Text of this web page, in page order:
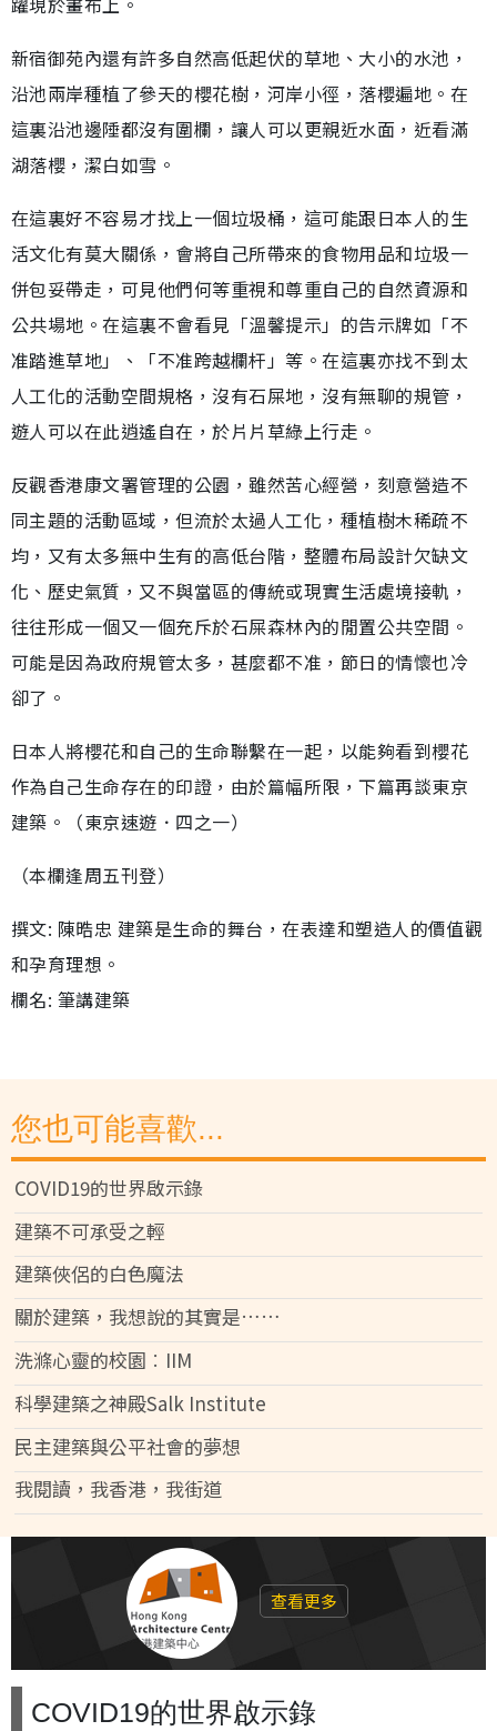
新宿御苑內還有許多自然高低起伏的草地、大小的水池，
沿池兩岸種植了參天的櫻花樹，河岸小徑，落櫻遍地。在
這裏沿池邊陲都沒有圍欄，讓人可以更親近水面，近看滿
湖落櫻，潔白如雪。
在這裏好不容易才找上一個垃圾桶，這可能跟日本人的生
活文化有莫大關係，會將自己所帶來的食物用品和垃圾一
併包妥帶走，可見他們何等重視和尊重自己的自然資源和
公共場地。在這裏不會看見「溫馨提示」的告示牌如「不
准踏進草地」、「不准跨越欄杆」等。在這裏亦找不到太
人工化的活動空間規格，沒有石屎地，沒有無聊的規管，
遊人可以在此逍遙自在，於片片草綠上行走。
反觀香港康文署管理的公園，雖然苦心經營，刻意營造不
同主題的活動區域，但流於太過人工化，種植樹木稀疏不
均，又有太多無中生有的高低台階，整體布局設計欠缺文
化、歷史氣質，又不與當區的傳統或現實生活處境接軌，
往往形成一個又一個充斥於石屎森林內的閒置公共空間。
可能是因為政府規管太多，甚麼都不准，節日的情懷也冷
卻了。
日本人將櫻花和自己的生命聯繫在一起，以能夠看到櫻花
作為自己生命存在的印證，由於篇幅所限，下篇再談東京
建築。（東京速遊．四之一）
（本欄逢周五刊登）
撰文: 陳晧忠 建築是生命的舞台，在表達和塑造人的價值觀
和孕育理想。
欄名: 筆講建築
您也可能喜歡...
COVID19的世界啟示錄
建築不可承受之輕
建築俠侶的白色魔法
關於建築，我想說的其實是……
洗滌心靈的校園︰IIM
科學建築之神殿Salk Institute
民主建築與公平社會的夢想
我閱讀，我香港，我街道
查看更多
COVID19的世界啟示錄